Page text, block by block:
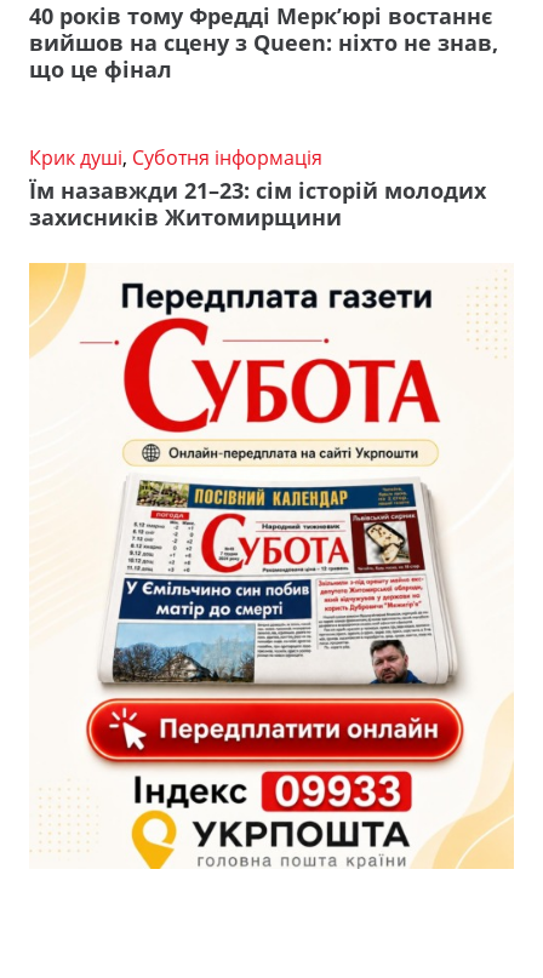
40 років тому Фредді Мерк’юрі востаннє
вийшов на сцену з Queen: ніхто не знав,
що це фінал
Крик душі, Суботня інформація
Їм назавжди 21–23: сім історій молодих
захисників Житомирщини